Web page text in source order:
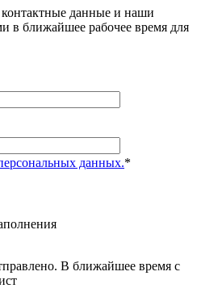
данные и наши
в ближайшее рабочее время для
данных.*
В ближайшее время с